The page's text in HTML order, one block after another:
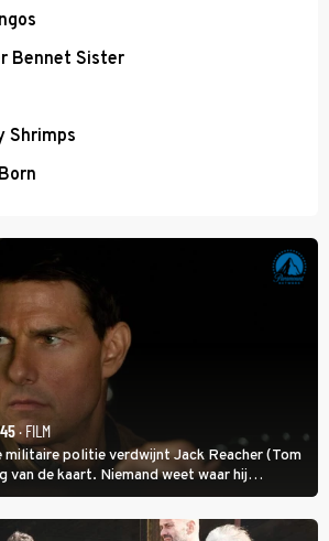
Bennet Sister
Shrimps
· FILM
militaire politie verdwijnt Jack Reacher (Tom
van de kaart. Niemand weet waar hij
James Barr naar hem vraagt.